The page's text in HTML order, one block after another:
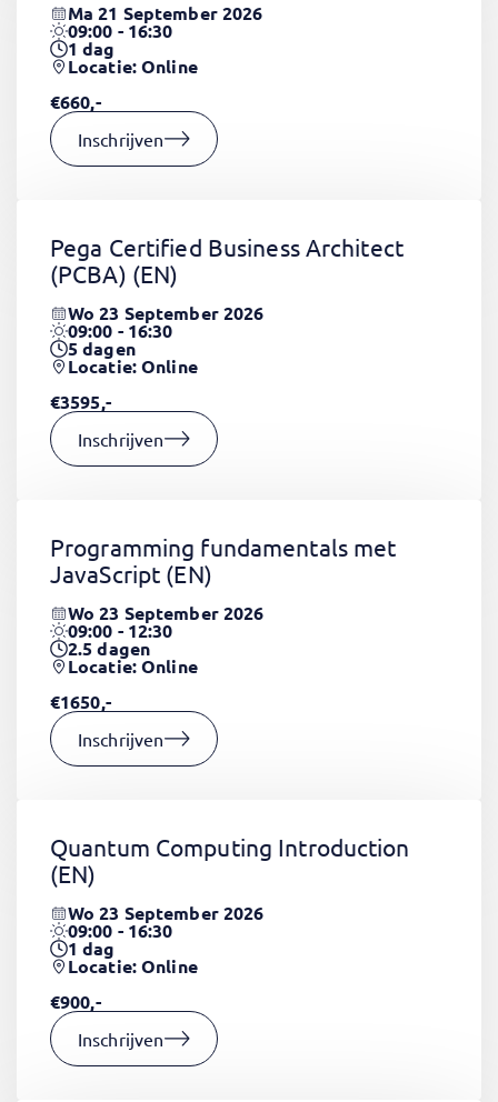
Ma 21 September 2026
09:00 - 16:30
1dag
Locatie: Online
€660,-
Inschrijven
Pega Certified Business Architect
(PCBA) (EN)
Wo 23 September 2026
09:00 - 16:30
5dagen
Locatie: Online
€3595,-
Inschrijven
Programming fundamentals met
JavaScript (EN)
Wo 23 September 2026
09:00 - 12:30
2.5dagen
Locatie: Online
€1650,-
Inschrijven
Quantum Computing Introduction
(EN)
Wo 23 September 2026
09:00 - 16:30
1dag
Locatie: Online
€900,-
Inschrijven